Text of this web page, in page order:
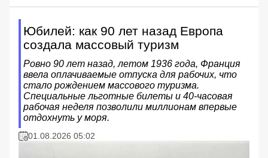
Юбилей: как 90 лет назад Европа
создала массовый туризм
Ровно 90 лет назад, летом 1936 года, Франция
ввела оплачиваемые отпуска для рабочих, что
стало рождением массового туризма.
Специальные льготные билеты и 40-часовая
рабочая неделя позволили миллионам впервые
отдохнуть у моря.
01.08.2026 05:02